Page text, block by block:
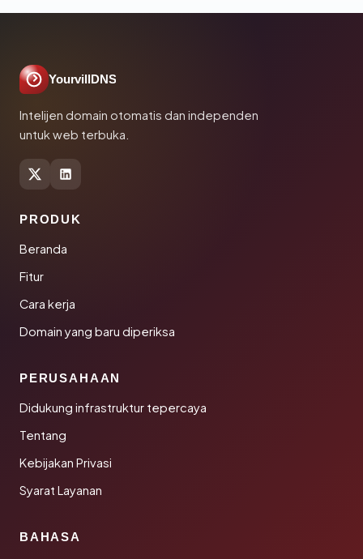
YourvillDNS
Intelijen domain otomatis dan independen
untuk web terbuka.
PRODUK
Beranda
Fitur
Cara kerja
Domain yang baru diperiksa
PERUSAHAAN
Didukung infrastruktur tepercaya
Tentang
Kebijakan Privasi
Syarat Layanan
BAHASA